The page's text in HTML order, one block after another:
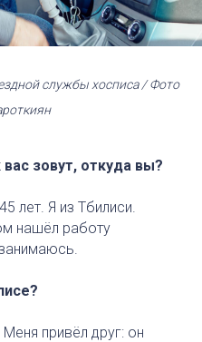
службы хосписа / Фото
зовут, откуда вы?
лет. Я из Тбилиси.
нашёл работу
привёл друг: он